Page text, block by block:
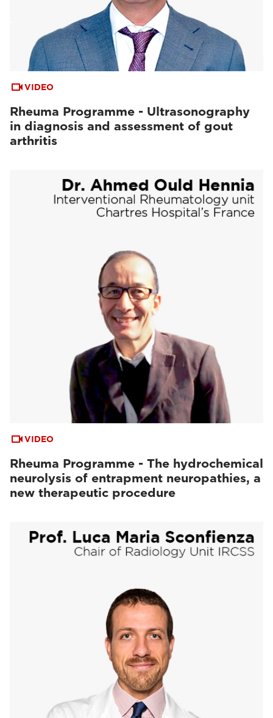
VIDEO
Rheuma Programme - Ultrasonography
in diagnosis and assessment of gout
arthritis
VIDEO
Rheuma Programme - The hydrochemical
neurolysis of entrapment neuropathies, a
new therapeutic procedure